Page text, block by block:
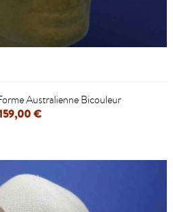
Australienne Bicouleur
€